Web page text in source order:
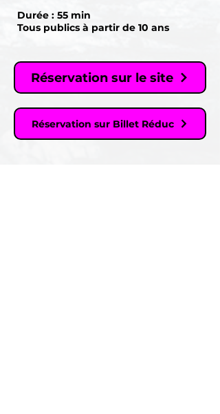
Durée : 55 min
Tous publics à partir de 10 ans
Réservation sur le site
Réservation sur Billet Réduc